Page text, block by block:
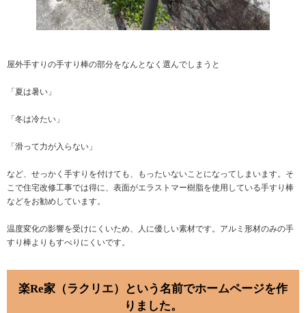
屋外手すりの手すり棒の部分をなんとなく選んでしまうと
「夏は暑い」
「冬は冷たい」
「滑って力が入らない」
など、せっかく手すりを付けても、もったいないことになってしまいます。そ
こで住宅改修工事では得に、表面がエラストマー樹脂を使用している手すり棒
などをお勧めしています。
温度変化の影響を受けにくいため、人に優しい素材です。アルミ形材のみの手
すり棒よりもすべりにくいです。
楽Re家（ラクリエ）という名前でホームページを作
りました。